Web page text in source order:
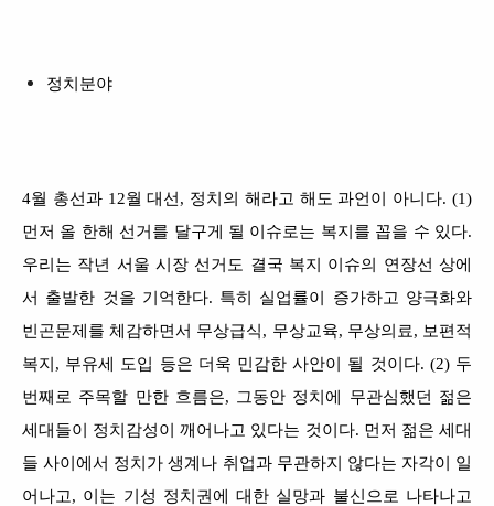
정치분야
4월 총선과 12월 대선, 정치의 해라고 해도 과언이 아니다. (1)
먼저 올 한해 선거를 달구게 될 이슈로는 복지를 꼽을 수 있다.
우리는 작년 서울 시장 선거도 결국 복지 이슈의 연장선 상에
서 출발한 것을 기억한다. 특히 실업률이 증가하고 양극화와
빈곤문제를 체감하면서 무상급식, 무상교육, 무상의료, 보편적
복지, 부유세 도입 등은 더욱 민감한 사안이 될 것이다. (2) 두
번째로 주목할 만한 흐름은, 그동안 정치에 무관심했던 젊은
세대들이 정치감성이 깨어나고 있다는 것이다. 먼저 젊은 세대
들 사이에서 정치가 생계나 취업과 무관하지 않다는 자각이 일
어나고, 이는 기성 정치권에 대한 실망과 불신으로 나타나고